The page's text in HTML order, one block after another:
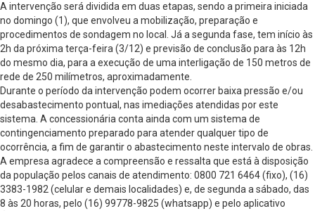
A intervenção será dividida em duas etapas, sendo a primeira iniciada
no domingo (1), que envolveu a mobilização, preparação e
procedimentos de sondagem no local. Já a segunda fase, tem início às
2h da próxima terça-feira (3/12) e previsão de conclusão para às 12h
do mesmo dia, para a execução de uma interligação de 150 metros de
rede de 250 milímetros, aproximadamente.
Durante o período da intervenção podem ocorrer baixa pressão e/ou
desabastecimento pontual, nas imediações atendidas por este
sistema. A concessionária conta ainda com um sistema de
contingenciamento preparado para atender qualquer tipo de
ocorrência, a fim de garantir o abastecimento neste intervalo de obras.
A empresa agradece a compreensão e ressalta que está à disposição
da população pelos canais de atendimento: 0800 721 6464 (fixo), (16)
3383-1982 (celular e demais localidades) e, de segunda a sábado, das
8 às 20 horas, pelo (16) 99778-9825 (whatsapp) e pelo aplicativo